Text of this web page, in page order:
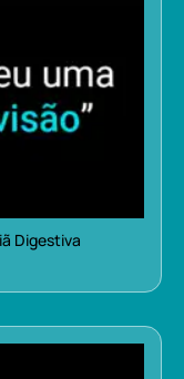
Digestiva